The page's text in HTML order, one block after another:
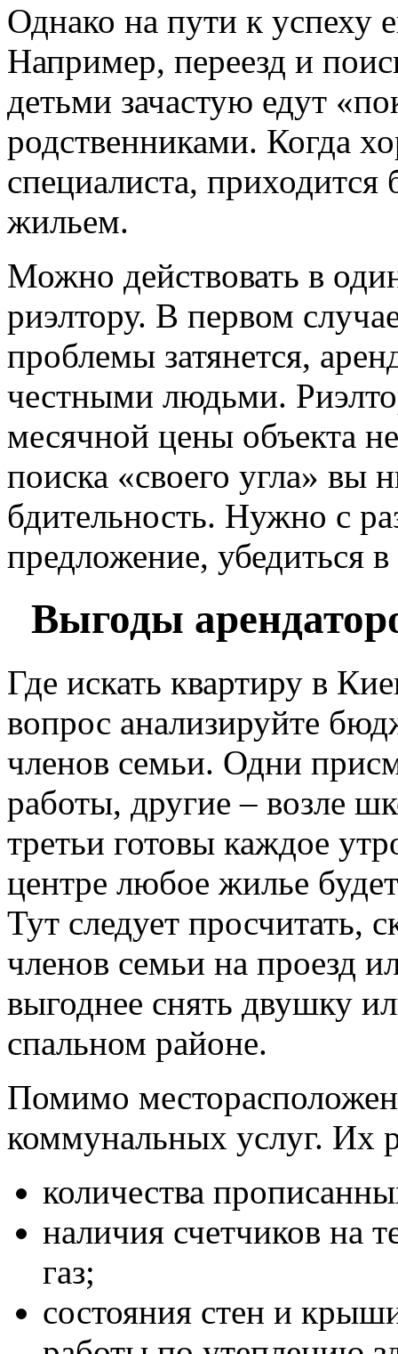
Однако на пути к успеху
Например, переезд и
детьми зачастую едут
родственниками. Когда
специалиста,
жильем.
Можно действовать в
риэлтору. В первом
проблемы затянется,
честными людьми.
месячной цены объекта
поиска «своего угла» вы
бдительность. Нужно с
предложение, убедиться
Выгоды
Где искать квартиру в
вопрос анализируйте
членов семьи. Одни
работы, другие – возле
третьи готовы каждое
центре любое жилье
Тут следует просчитать,
членов семьи на проезд
выгоднее снять двушку
спальном районе.
Помимо
коммунальных услуг. Их
количества
наличия счетчиков на
газ;
состояния стен и